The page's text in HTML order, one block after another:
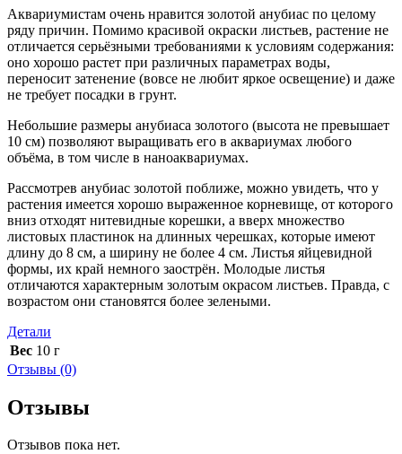
Аквариумистам очень нравится золотой анубиас по целому
ряду причин. Помимо красивой окраски листьев, растение не
отличается серьёзными требованиями к условиям содержания:
оно хорошо растет при различных параметрах воды,
переносит затенение (вовсе не любит яркое освещение) и даже
не требует посадки в грунт.
Небольшие размеры анубиаса золотого (высота не превышает
10 см) позволяют выращивать его в аквариумах любого
объёма, в том числе в наноаквариумах.
Рассмотрев анубиас золотой поближе, можно увидеть, что у
растения имеется хорошо выраженное корневище, от которого
вниз отходят нитевидные корешки, а вверх множество
листовых пластинок на длинных черешках, которые имеют
длину до 8 см, а ширину не более 4 см. Листья яйцевидной
формы, их край немного заострён. Молодые листья
отличаются характерным золотым окрасом листьев. Правда, с
возрастом они становятся более зелеными.
Детали
Вес 10 г
Отзывы (0)
Отзывы
Отзывов пока нет.